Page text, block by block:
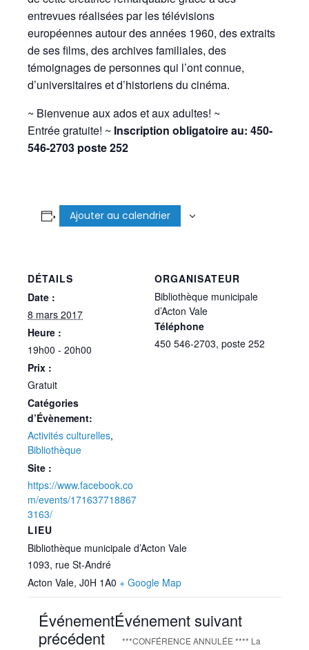
entrevues réalisées par les télévisions
européennes autour des années 1960, des extraits
de ses films, des archives familiales, des
témoignages de personnes qui l’ont connue,
d’universitaires et d’historiens du cinéma.
~ Bienvenue aux ados et aux adultes! ~
Entrée gratuite! ~ Inscription obligatoire au: 450-
546-2703 poste 252
Ajouter au calendrier
DÉTAILS
Date :
8 mars 2017
Heure :
19h00 - 20h00
Prix :
Gratuit
Catégories
d’Évènement:
Activités culturelles,
Bibliothèque
Site :
https://www.facebook.co
m/events/171637718867
3163/
LIEU
Bibliothèque municipale d’Acton Vale
1093, rue St-André
Acton Vale, J0H 1A0 + Google Map
ORGANISATEUR
Bibliothèque municipale
d’Acton Vale
Téléphone
450 546-2703, poste 252
Événement
précédent
Événement suivant
***CONFÉRENCE ANNULÉE **** La